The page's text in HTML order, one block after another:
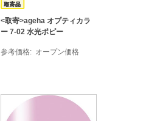
<取寄>ageha オプティカラ
ー 7-02 水光ポピー
参考価格 オープン価格